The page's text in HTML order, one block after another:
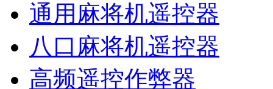
通用麻将机遥控器
八口麻将机遥控器
高频遥控作弊器